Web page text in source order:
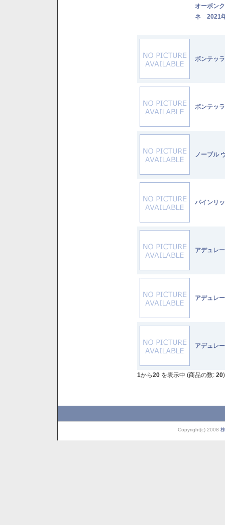
オーボン
ネ 2021
ボンテッ
ボンテッ
ノーブル
パインリ
アデュレ
アデュレ
アデュレ
1から20 を表示中 (商品の数: 20)
Copyright(c) 2008